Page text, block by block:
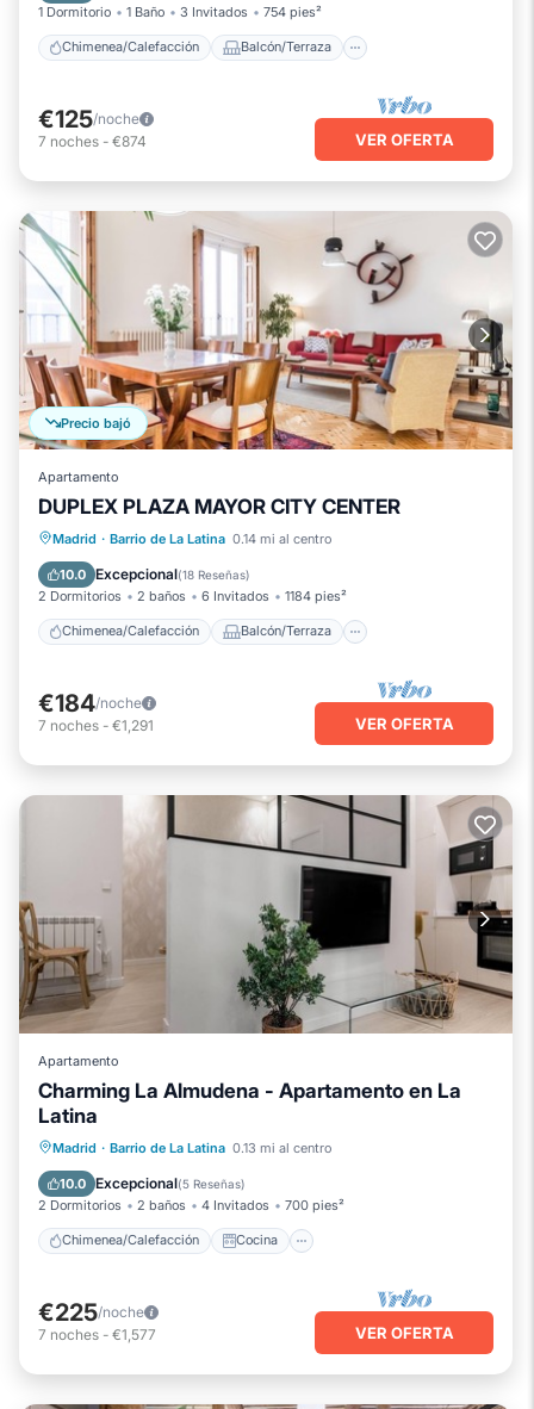
1 Dormitorio 1 Baño 3 Invitados 754 pies²
Chimenea/Calefacción Balcón/Terraza
€125/noche
7 noches - €874 VER OFERTA
Precio bajó
Apartamento
DUPLEX PLAZA MAYOR CITY CENTER
Madrid · Barrio de La Latina 0.14 mi al centro
10.0 Excepcional(18 Reseñas)
2 Dormitorios 2 baños 6 Invitados 1184 pies²
Chimenea/Calefacción Balcón/Terraza
Chimenea/Calefacción
Balcón/Terraza
Cocina
Aparcamiento
€184/noche
7 noches - €1,291 VER OFERTA
Apartamento
Charming La Almudena - Apartamento en La
Latina
Madrid · Barrio de La Latina 0.13 mi al centro
10.0 Excepcional(5 Reseñas)
2 Dormitorios 2 baños 4 Invitados 700 pies²
Chimenea/Calefacción Cocina
Chimenea/Calefacción
Cocina
Aire acondicionado
€225/noche
7 noches - €1,577 VER OFERTA